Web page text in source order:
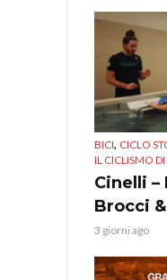
BICI, CICLO
IL CICLISMO
Cinelli –
Brocci
3 giorni ago